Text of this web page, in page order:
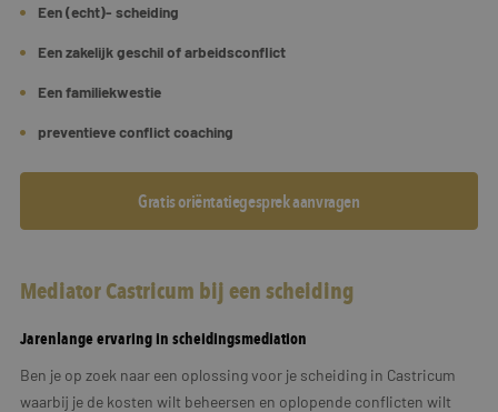
Een (echt)- scheiding
Een zakelijk geschil of arbeidsconflict
Een familiekwestie
preventieve conflict coaching
Gratis oriëntatiegesprek aanvragen
Mediator Castricum bij een scheiding
Jarenlange ervaring in scheidingsmediation
Ben je op zoek naar een oplossing voor je scheiding in Castricum
waarbij je de kosten wilt beheersen en oplopende conflicten wilt